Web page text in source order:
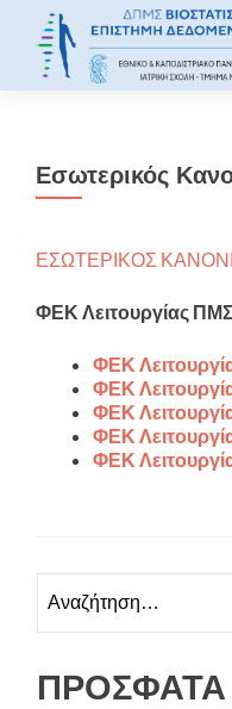
Εσωτερικός
ΕΣΩΤΕΡΙΚΟΣ
ΦΕΚ Λειτουργίας ΠΜΣ
ΦΕΚ
ΦΕΚ
ΦΕΚ
ΦΕΚ
ΦΕΚ